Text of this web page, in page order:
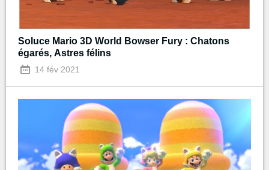
Soluce Mario 3D World Bowser Fury : Chatons
égarés, Astres félins
14 fév 2021